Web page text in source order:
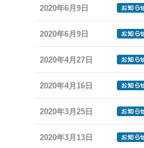
2020年6月9日
2020年6月9日
2020年4月27日
2020年4月16日
2020年3月25日
2020年3月13日